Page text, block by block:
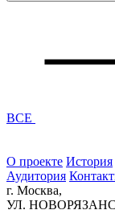
ВСЕ
О проекте История
Аудитория
г. Москва,
УЛ.